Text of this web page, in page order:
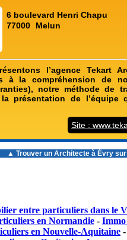
6 boulevard Henri Chapu
77000
Melun
l’agence Tekart
à la compréhension de
notre méthode de
présentation de l’équipe
Site :
▲ Trouver un Architecte à Évry
entre particuliers dans le
en Normandie -
en Nouvelle-Aquitaine -